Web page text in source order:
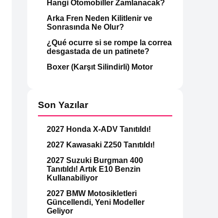
Hangi Otomobiller Zamlanacak?
Arka Fren Neden Kilitlenir ve
Sonrasında Ne Olur?
¿Qué ocurre si se rompe la correa
desgastada de un patinete?
Boxer (Karşıt Silindirli) Motor
Son Yazılar
2027 Honda X-ADV Tanıtıldı!
2027 Kawasaki Z250 Tanıtıldı!
2027 Suzuki Burgman 400
Tanıtıldı! Artık E10 Benzin
Kullanabiliyor
2027 BMW Motosikletleri
Güncellendi, Yeni Modeller
Geliyor